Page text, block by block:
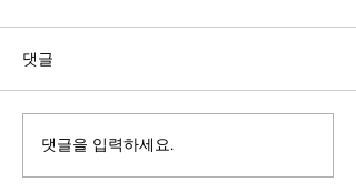
댓글
댓글을 입력하세요.